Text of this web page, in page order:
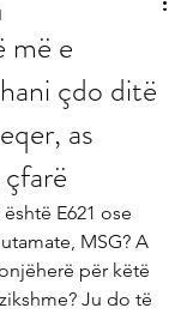
më e
çdo ditë
as
E621 ose
MSG? A
për këtë
Ju do të